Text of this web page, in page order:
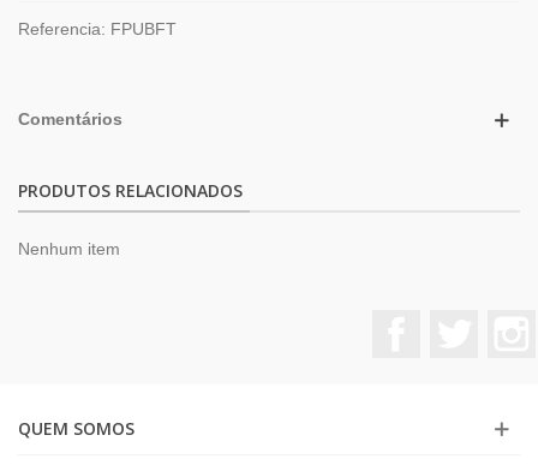
Referencia: FPUBFT
Comentários
PRODUTOS RELACIONADOS
Nenhum item
QUEM SOMOS